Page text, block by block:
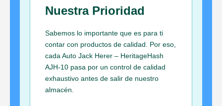
Nuestra Prioridad
Sabemos lo importante que es para ti
contar con productos de calidad. Por eso,
cada Auto Jack Herer – HeritageHash
AJH-10 pasa por un control de calidad
exhaustivo antes de salir de nuestro
almacén.